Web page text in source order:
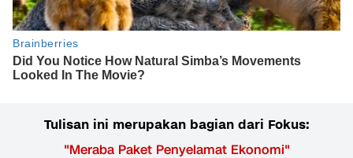
Tulisan ini merupakan bagian dari Fokus:
"Meraba Paket Penyelamat Ekonomi"